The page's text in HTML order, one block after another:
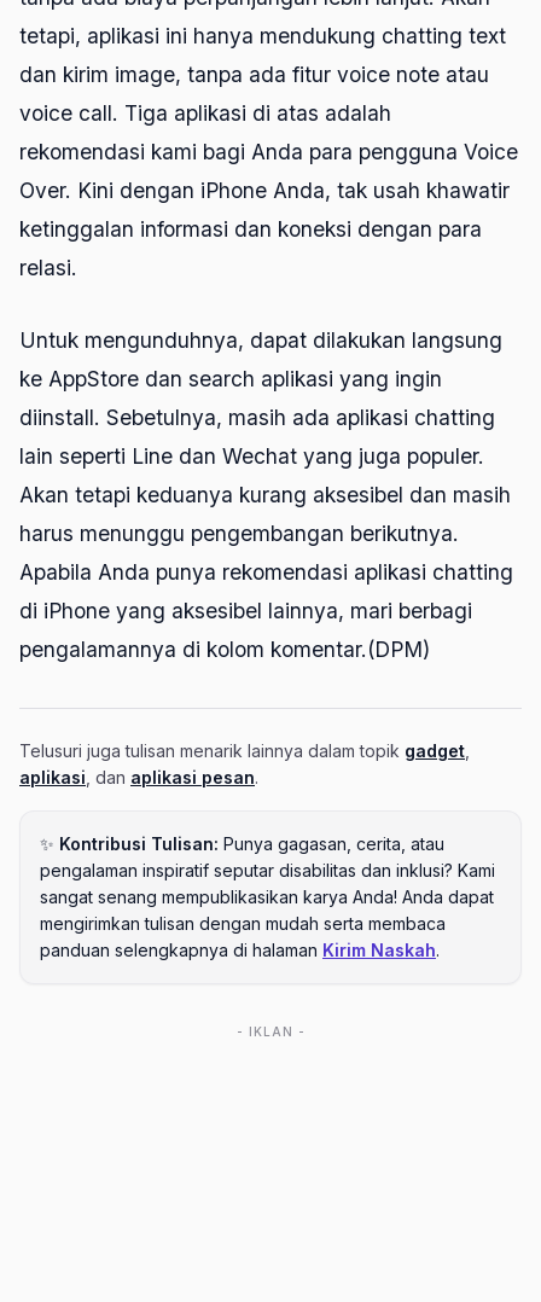
tetapi, aplikasi ini hanya mendukung chatting text
dan kirim image, tanpa ada fitur voice note atau
voice call. Tiga aplikasi di atas adalah
rekomendasi kami bagi Anda para pengguna Voice
Over. Kini dengan iPhone Anda, tak usah khawatir
ketinggalan informasi dan koneksi dengan para
relasi.
Untuk mengunduhnya, dapat dilakukan langsung
ke AppStore dan search aplikasi yang ingin
diinstall. Sebetulnya, masih ada aplikasi chatting
lain seperti Line dan Wechat yang juga populer.
Akan tetapi keduanya kurang aksesibel dan masih
harus menunggu pengembangan berikutnya.
Apabila Anda punya rekomendasi aplikasi chatting
di iPhone yang aksesibel lainnya, mari berbagi
pengalamannya di kolom komentar.(DPM)
Telusuri juga tulisan menarik lainnya dalam topik gadget
aplikasi , dan aplikasi pesan.
✨ Kontribusi Tulisan: Punya gagasan, cerita, atau
pengalaman inspiratif seputar disabilitas dan inklusi? Kami
sangat senang mempublikasikan karya Anda! Anda dapat
mengirimkan tulisan dengan mudah serta membaca
panduan selengkapnya di halaman Kirim Naskah.
- IKLAN -